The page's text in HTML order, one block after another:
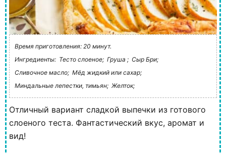
Время приготовления: 20 минут.
Ингредиенты: Тесто слоеное; Груша ; Сыр Бри;
Сливочное масло; Мёд жидкий или сахар;
Миндальные лепестки, тимьян; Желток;
Отличный вариант сладкой выпечки из готового
слоеного теста. Фантастический вкус, аромат и
вид!